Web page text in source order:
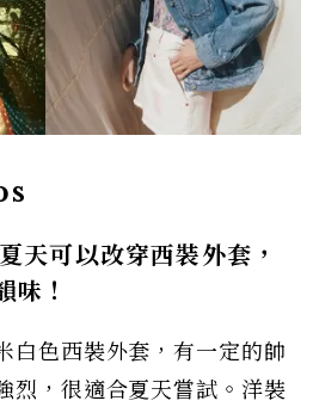
可以改穿西裝外套，
味！
白色西裝外套，有一定的帥
烈，很適合夏天嘗試。洋裝